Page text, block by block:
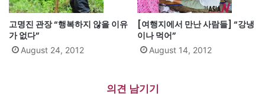
고명진 관장 “행복하지 않을 이유
가 없다”
August 24, 2012
[여행지에서 만난 사람들] “강냉
이나 먹어”
August 14, 2012
의견 남기기